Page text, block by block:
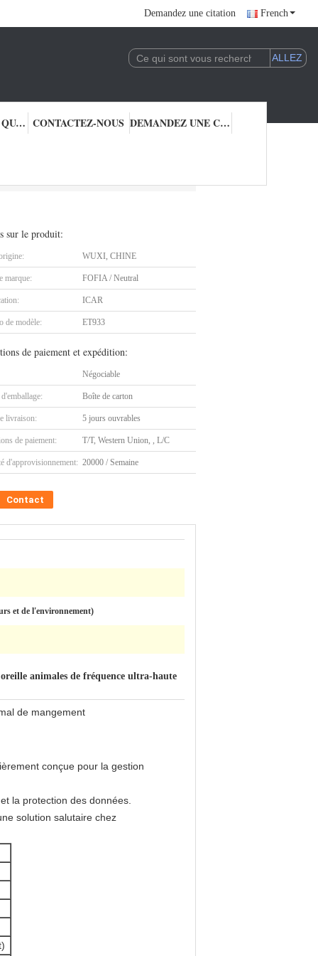
Demandez une citation French
CONTRÔLE DE QUALITÉ CONTACTEZ-NOUS DEMANDEZ UNE CITATION
sur le produit:
WUXI, CHINE
marque: FOFIA / Neutral
ICAR
de modèle: ET933
de paiement et expédition:
Négociable
Boîte de carton
livraison: 5 jours ouvrables
de paiement: T/T, Western Union, , L/C
d'approvisionnement: 20000 / Semaine
Contact
et de l'environnement)
animales de fréquence ultra-haute
de mangement
conçue pour la gestion
la protection des données.
solution salutaire chez